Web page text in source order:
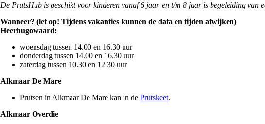
De PrutsHub is geschikt voor kinderen vanaf 6 jaar, en t/m 8 jaar is begeleiding van
Wanneer? (let op! Tijdens vakanties kunnen de data en tijden afwijken)
Heerhugowaard:
woensdag tussen 14.00 en 16.30 uur
donderdag tussen 14.00 en 16.30 uur
zaterdag tussen 10.30 en 12.30 uur
Alkmaar De Mare
Prutsen in Alkmaar De Mare kan in dePrutskeet.
Alkmaar Overdie